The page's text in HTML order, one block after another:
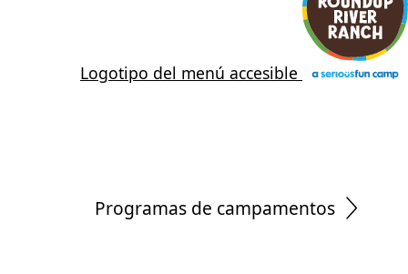
Logotipo del menú accesible
Programas de campamentos